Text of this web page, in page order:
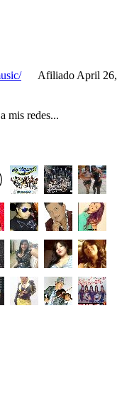
Afiliado April 26,
mis redes...